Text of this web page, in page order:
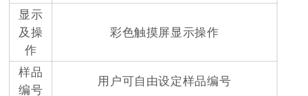
显示
及操
作
彩色触摸屏显示操作
样品
编号
用户可自由设定样品编号